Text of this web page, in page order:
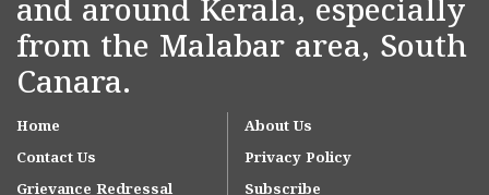
and around Kerala, especially
from the Malabar area, South
Canara.
Home
About Us
Contact Us
Privacy Policy
Grievance Redressal
Subscribe